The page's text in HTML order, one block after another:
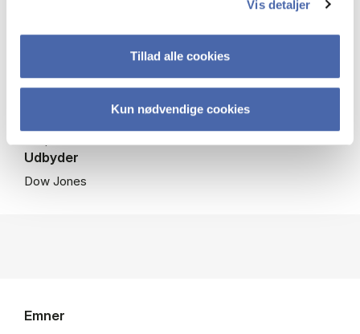
Vis detaljer
Tillad alle cookies
Kun nødvendige cookies
Global nyhedsdækning
E-avisen (Digital Edition) 2009-
På campus + fjernadgang (adgang kræver registrering -
Udbyder
Dow Jones
Emner